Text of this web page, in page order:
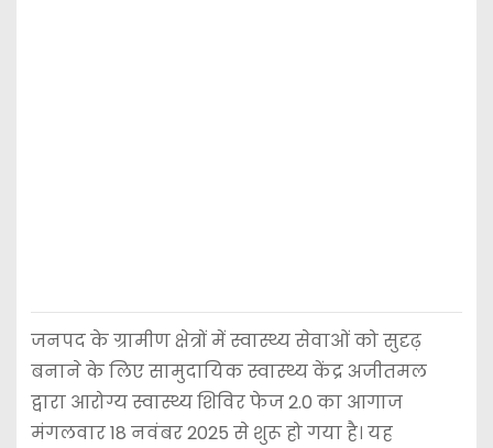
जनपद के ग्रामीण क्षेत्रों में स्वास्थ्य सेवाओं को सुदृढ़
बनाने के लिए सामुदायिक स्वास्थ्य केंद्र अजीतमल
द्वारा आरोग्य स्वास्थ्य शिविर फेज 2.0 का आगाज
मंगलवार 18 नवंबर 2025 से शुरू हो गया है। यह